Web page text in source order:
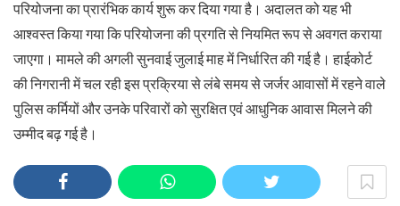
परियोजना का प्रारंभिक कार्य शुरू कर दिया गया है। अदालत को यह भी
आश्वस्त किया गया कि परियोजना की प्रगति से नियमित रूप से अवगत कराया
जाएगा। मामले की अगली सुनवाई जुलाई माह में निर्धारित की गई है। हाईकोर्ट
की निगरानी में चल रही इस प्रक्रिया से लंबे समय से जर्जर आवासों में रहने वाले
पुलिस कर्मियों और उनके परिवारों को सुरक्षित एवं आधुनिक आवास मिलने की
उम्मीद बढ़ गई है।